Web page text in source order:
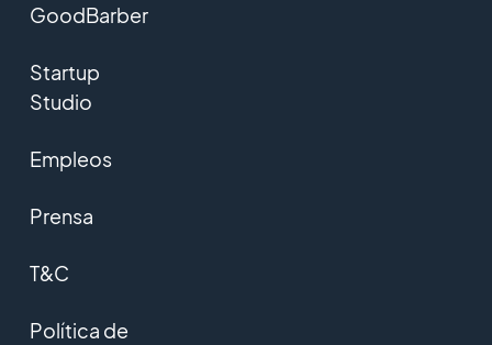
GoodBarber
Startup
Studio
Empleos
Prensa
T&C
Política de